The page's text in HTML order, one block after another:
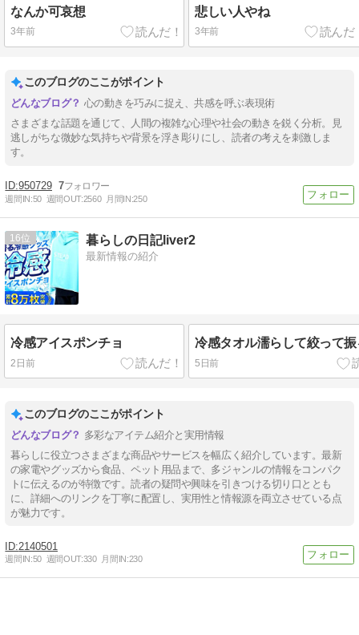
なんか可哀想
3年前
悲しい人やね
3年前
このブログのここがポイント
心の動きを巧みに捉え、共感を呼ぶ表現術
さまざまな話題を通じて、人間の複雑な心理や社会の動きを鋭く分析。見
逃しがちな微妙な気持ちや背景を浮き彫りにし、読者の考えを刺激しま
す。
950729 7
週間IN:50 週間OUT:2560 月間IN:250
16 暮らしの日記liver2
最新情報の紹介
冷感アイスポンチョ
2日前
冷感タオル濡らして絞って
5日前
このブログのここがポイント
多彩なアイテム紹介と実用情報
暮らしに役立つさまざまな商品やサービスを幅広く紹介しています。最新
の家電やグッズから食品、ペット用品まで、多ジャンルの情報をコンパク
トに伝えるのが特徴です。読者の疑問や興味を引きつける切り口ととも
に、詳細へのリンクを丁寧に配置し、実用性と情報源を両立させている点
が魅力です。
2140501
週間IN:50 週間OUT:330 月間IN:230